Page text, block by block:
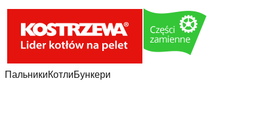
ПальникиКотлиБункери